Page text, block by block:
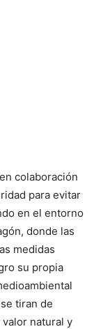
colaboración
para evitar
en el entorno
donde las
medidas
su propia
tiran de
natural y